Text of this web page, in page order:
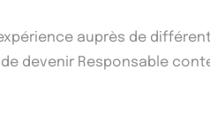
auprès de
devenir Responsable